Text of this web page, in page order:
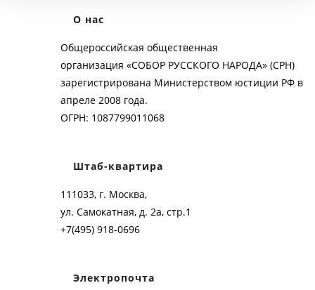
О нас
Общероссийская общественная
организация «СОБОР РУССКОГО НАРОДА» (СРН)
зарегистрирована Министерством юстиции РФ в
апреле 2008 года.
ОГРН: 1087799011068
Штаб-квартира
111033, г. Москва,
ул. Самокатная, д. 2а, стр.1
+7(495) 918-0696
Электропочта